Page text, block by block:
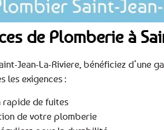
de Plomberie à
Jean-La-Riviere, bénéficiez d’une
les exigences :
rapide de fuites
de votre plomberie